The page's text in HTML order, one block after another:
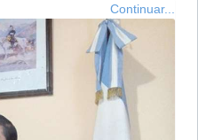
Continuar...